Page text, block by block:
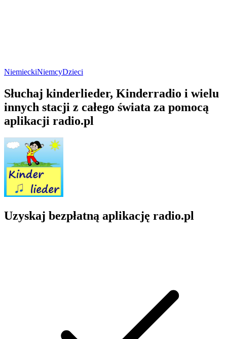
NiemieckiNiemcyDzieci
Słuchaj kinderlieder, Kinderradio i wielu
innych stacji z całego świata za pomocą
aplikacji radio.pl
Uzyskaj bezpłatną aplikację radio.pl